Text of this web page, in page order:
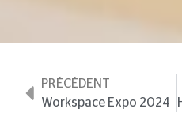
PRÉCÉDENT
Workspace Expo 2024